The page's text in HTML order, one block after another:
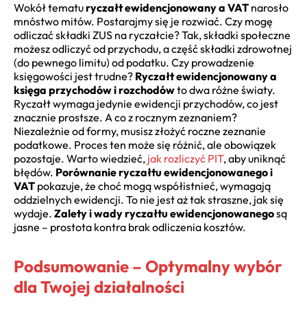
Wokół tematuryczałt ewidencjonowany a VAT narosło
mnóstwo mitów. Postarajmy się je rozwiać. Czy mogę
odliczać składki ZUS na ryczałcie? Tak, składki społeczne
możesz odliczyć od przychodu, a część składki zdrowotnej
(do pewnego limitu) od podatku. Czy prowadzenie
księgowości jest trudne? Ryczałt ewidencjonowany a
księga przychodów i rozchodówto dwa różne światy.
Ryczałt wymaga jedynie ewidencji przychodów, co jest
znacznie prostsze. A co z rocznym zeznaniem?
Niezależnie od formy, musisz złożyć roczne zeznanie
podatkowe. Proces ten może się różnić, ale obowiązek
pozostaje. Warto wiedzieć, jak rozliczyć PIT, aby uniknąć
błędów. Porównanie ryczałtu ewidencjonowanego i
VAT pokazuje, że choć mogą współistnieć, wymagają
oddzielnych ewidencji. To nie jest aż tak straszne, jak się
wydaje. Zalety i wady ryczałtu ewidencjonowanegosą
jasne – prostota kontra brak odliczenia kosztów.
Podsumowanie – Optymalny wybór
dla Twojej działalności